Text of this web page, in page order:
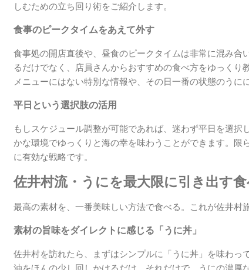
しむための立ち回り術をご紹介します。
食事のピークタイムをあえて外す
食事処の開店直後や、昼食のピークタイムは非常に混み
るだけでなく、店員さんからおすすめの食べ方をゆっくり
メニューにはない特別な情報や、その日一番の状態のうに
平日という選択肢の活用
もしスケジュール調整が可能であれば、迷わず平日を選
かな環境でゆっくりと海の幸を味わうことができます。
に有効な戦略です。
佐井村流・うにを最大限に引き出す
最高の素材を、一番美味しい方法で食べる。これが佐井村
素材の旨味をダイレクトに感じる「うに丼」
佐井村を訪れたら、まずはシンプルに「うに丼」を味わ